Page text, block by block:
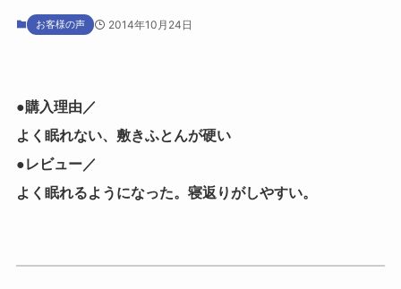
お客様の声 2014年10月24日
●購入理由／
よく眠れない、敷きふとんが硬い
●レビュー／
よく眠れるようになった。寝返りがしやすい。